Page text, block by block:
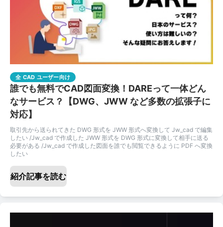
全 CAD ユーザー向け
誰でも無料でCAD図面変換！DAREって一体どん
なサービス？【DWG、JWW など多数の拡張子に
対応】
取引先から送られてきた DWG 形式を JWW 形式へ変換して Jw_cad で編集
したい /Jw_cad で作成した JWW 形式を DWG 形式に変換して相手に送る
必要がある /Jw_cad で作成した図面を誰でも閲覧できるように PDF へ変換
したい
紹介記事を読む